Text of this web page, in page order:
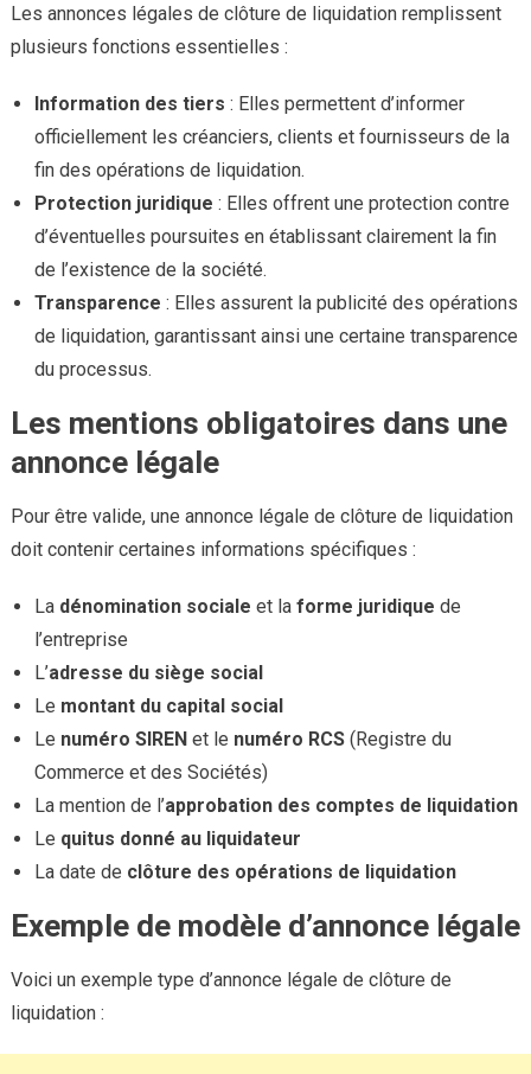
Les annonces légales de clôture de liquidation remplissent
plusieurs fonctions essentielles :
Information des tiers : Elles permettent d’informer
officiellement les créanciers, clients et fournisseurs de la
fin des opérations de liquidation.
Protection juridique : Elles offrent une protection contre
d’éventuelles poursuites en établissant clairement la fin
de l’existence de la société.
Transparence : Elles assurent la publicité des opérations
de liquidation, garantissant ainsi une certaine transparence
du processus.
Les mentions obligatoires dans une
annonce légale
Pour être valide, une annonce légale de clôture de liquidation
doit contenir certaines informations spécifiques :
La dénomination sociale et la forme juridique de
l’entreprise
L’adresse du siège social
Le montant du capital social
Le numéro SIREN et le numéro RCS(Registre du
Commerce et des Sociétés)
La mention de l’approbation des comptes de liquidation
Le quitus donné au liquidateur
La date de clôture des opérations de liquidation
Exemple de modèle d’annonce légale
Voici un exemple type d’annonce légale de clôture de
liquidation :